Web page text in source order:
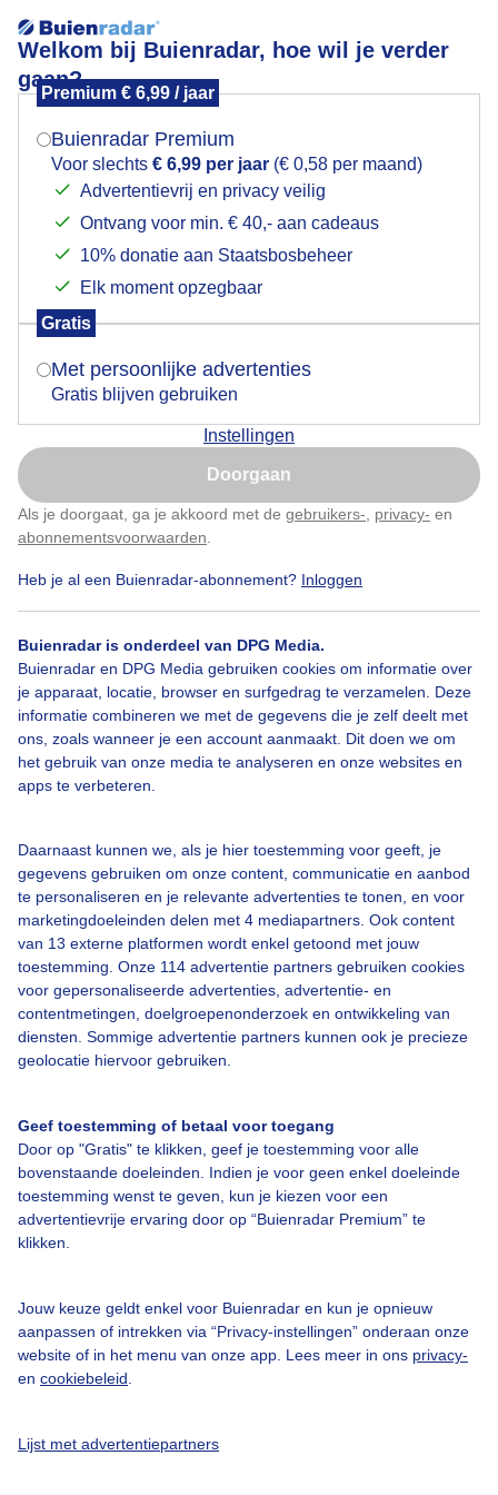
Welkom bij Buienradar, hoe wil je verder
gaan?
Premium € 6,99 / jaar
Buienradar Premium
Voor slechts € 6,99 per jaar (€ 0,58 per maand)
Advertentievrij en privacy veilig
Ontvang voor min. € 40,- aan cadeaus
10% donatie aan Staatsbosbeheer
Elk moment opzegbaar
Gratis
Met persoonlijke advertenties
Gratis blijven gebruiken
Instellingen
Doorgaan
Als je doorgaat, ga je akkoord met de gebruikers- privacy- en
abonnementsvoorwaarden
Heb je al een Buienradar-abonnement? Inloggen
Buienradar is onderdeel van DPG Media.
Buienradar en DPG Media gebruiken cookies om informatie over
je apparaat, locatie, browser en surfgedrag te verzamelen. Deze
informatie combineren we met de gegevens die je zelf deelt met
ons, zoals wanneer je een account aanmaakt. Dit doen we om
het gebruik van onze media te analyseren en onze websites en
apps te verbeteren.
Daarnaast kunnen we, als je hier toestemming voor geeft, je
gegevens gebruiken om onze content, communicatie en aanbod
te personaliseren en je relevante advertenties te tonen, en voor
marketingdoeleinden delen met 4 mediapartners. Ook content
van 13 externe platformen wordt enkel getoond met jouw
toestemming. Onze 114 advertentie partners gebruiken cookies
voor gepersonaliseerde advertenties, advertentie- en
contentmetingen, doelgroepenonderzoek en ontwikkeling van
diensten. Sommige advertentie partners kunnen ook je precieze
geolocatie hiervoor gebruiken.
Geef toestemming of betaal voor toegang
Door op "Gratis" te klikken, geef je toestemming voor alle
bovenstaande doeleinden. Indien je voor geen enkel doeleinde
toestemming wenst te geven, kun je kiezen voor een
advertentievrije ervaring door op “Buienradar Premium” te
klikken.
Jouw keuze geldt enkel voor Buienradar en kun je opnieuw
aanpassen of intrekken via “Privacy-instellingen” onderaan onze
website of in het menu van onze app. Lees meer in ons privacy-
en cookiebeleid
Lijst met advertentiepartners
Poesje Lesy 45 dagen in verwachting !
Door: Geno Bijl Gemaakt: 14-06-2026, 48x bekeken
Een moment geduld aub...
Over Buienradar
Bedrijfsgegevens
Veelgestelde vragen
Contact
Gebruikersvoorwaarden
Adverteren
Buienradar Team
Privacy beleid
Privacy instellingen
Gratis weerdata
Buienradar
Mogen we je locatie gebruiken voor het
Indien je hier nog geen akkoord op hebt gegeven,
verschijnt er zo een pop-up uit je browser waarin
Is goed, toon de popup
Nu niet, misschien later
Klik hierom dit aan te passen